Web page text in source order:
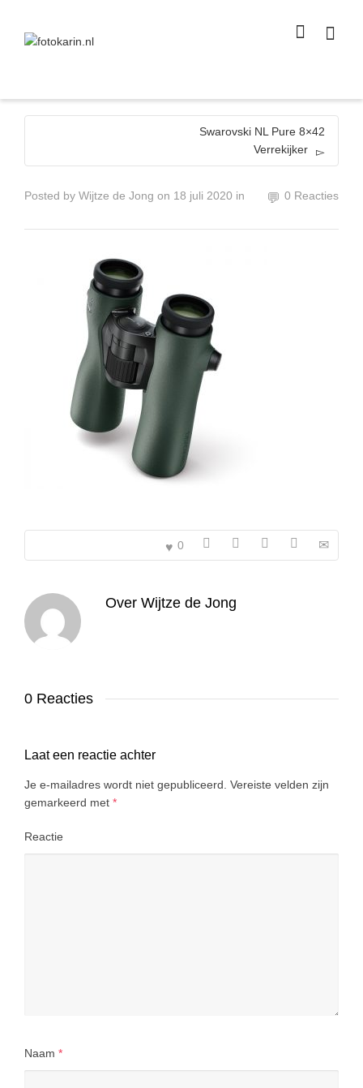
size
Super Search
Swarovski NL Pure 8×42
Verrekijker
Posted by Wijtze de Jong on 18 juli 2020 in 0 Reacties
0
Over Wijtze de Jong
0 Reacties
Laat een reactie achter
Je e-mailadres wordt niet gepubliceerd. Vereiste velden zijn
gemarkeerd met *
Reactie
Naam *